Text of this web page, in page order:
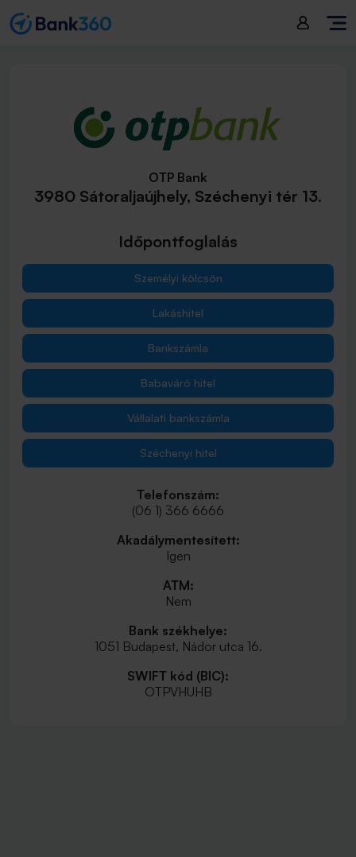
OTP Bank
3980 Sátoraljaújhely, Széchenyi tér 13.
Időpontfoglalás
Személyi kölcsön
Lakáshitel
Bankszámla
Babaváró hitel
Vállalati bankszámla
Széchenyi hitel
Telefonszám:
(06 1) 366 6666
Akadálymentesített:
Igen
ATM:
Nem
Bank székhelye:
1051 Budapest, Nádor utca 16.
SWIFT kód (BIC):
OTPVHUHB